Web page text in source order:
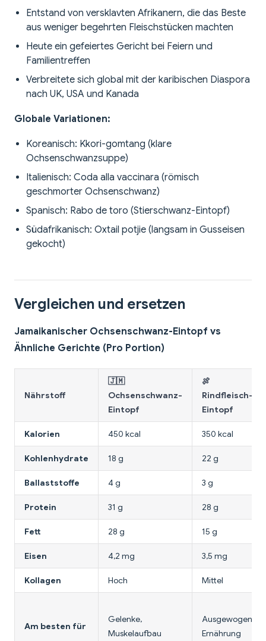
Entstand von versklavten Afrikanern, die das Beste
aus weniger begehrten Fleischstücken machten
Heute ein gefeiertes Gericht bei Feiern und
Familientreffen
Verbreitete sich global mit der karibischen Diaspora
nach UK, USA und Kanada
Globale Variationen:
Koreanisch: Kkori-gomtang (klare
Ochsenschwanzsuppe)
Italienisch: Coda alla vaccinara (römisch
geschmorter Ochsenschwanz)
Spanisch: Rabo de toro (Stierschwanz-Eintopf)
Südafrikanisch: Oxtail potjie (langsam in Gusseisen
gekocht)
Vergleichen und ersetzen
Jamaikanischer Ochsenschwanz-Eintopf vs
Ähnliche Gerichte (Pro Portion)
Nährstoff
🇯🇲
Ochsenschwanz-
Eintopf
🍖
Rindfleisch-
Eintopf
Kalorien 450 kcal 350 kcal
Kohlenhydrate 18 g 22 g
Ballaststoffe 4 g 3 g
Protein 31 g 28 g
Fett 28 g 15 g
Eisen 4,2 mg 3,5 mg
Kollagen Hoch Mittel
Am besten für
Gelenke,
Muskelaufbau
Ausgewogene
Ernährung